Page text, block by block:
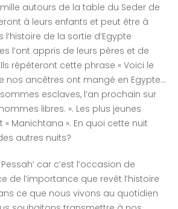
autours de la table du Seder de
à leurs enfants et peut être à
de la sortie d’Egypte
l’ont appris de leurs pères et de
répéteront cette phrase « Voici le
nos ancêtres ont mangé en Egypte…
esclaves, l’an prochain sur
libres. ». Les plus jeunes
Manichtana ». En quoi cette nuit
autres nuits?
car c’est l’occasion de
de l’importance que revêt l’histoire
ce que nous vivons au quotidien